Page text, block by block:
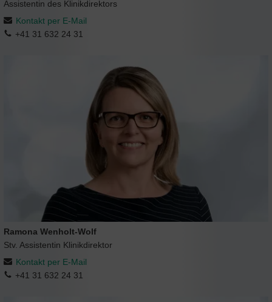
Assistentin des Klinikdirektors
Kontakt per E-Mail
+41 31 632 24 31
Ramona Wenholt-Wolf
Stv. Assistentin Klinikdirektor
Kontakt per E-Mail
+41 31 632 24 31